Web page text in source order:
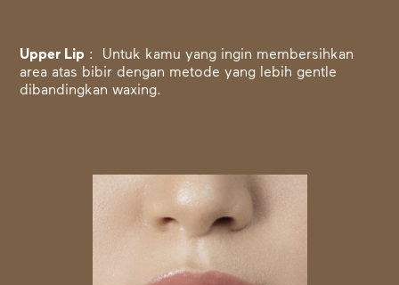
Upper Lip : Untuk kamu yang ingin membersihkan
area atas bibir dengan metode yang lebih gentle
dibandingkan waxing.